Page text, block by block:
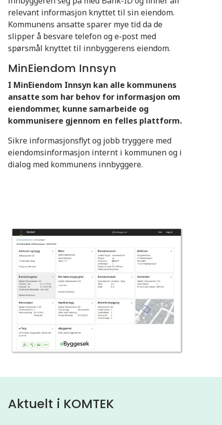
relevant informasjon knyttet til sin eiendom.
Kommunens ansatte sparer mye tid da de
slipper å besvare telefon og e-post med
spørsmål knyttet til innbyggerens eiendom.
MinEiendom Innsyn
I MinEiendom Innsyn kan alle kommunens
ansatte som har behov for informasjon om
eiendommer, kunne samarbeide og
kommunisere gjennom en felles plattform.
Sikre informasjonsflyt og jobb tryggere med
eiendomsinformasjon internt i kommunen og i
dialog med kommunens innbyggere.
Aktuelt i KOMTEK